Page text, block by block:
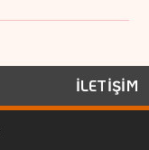
İLETİŞİM